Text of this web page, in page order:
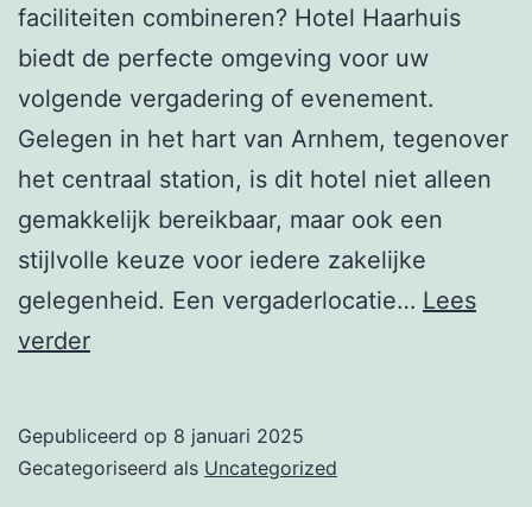
faciliteiten combineren? Hotel Haarhuis
biedt de perfecte omgeving voor uw
volgende vergadering of evenement.
Gelegen in het hart van Arnhem, tegenover
het centraal station, is dit hotel niet alleen
gemakkelijk bereikbaar, maar ook een
stijlvolle keuze voor iedere zakelijke
gelegenheid. Een vergaderlocatie… Lees
verderVergaderruimtes
in
Gepubliceerd op 8 januari 2025
Gecategoriseerd als Uncategorized